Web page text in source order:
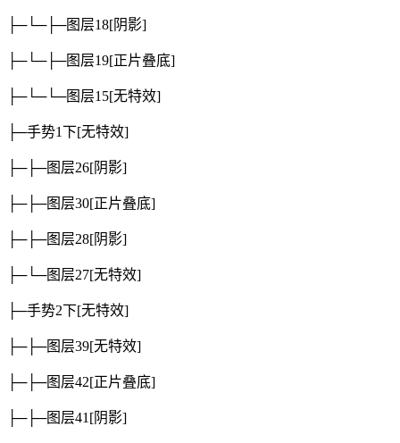
├─└─├─图层18[阴影]
├─└─├─图层19[正片叠底]
├─└─└─图层15[无特效]
├─手势1下[无特效]
├─├─图层26[阴影]
├─├─图层30[正片叠底]
├─├─图层28[阴影]
├─└─图层27[无特效]
├─手势2下[无特效]
├─├─图层39[无特效]
├─├─图层42[正片叠底]
├─├─图层41 [阴影]